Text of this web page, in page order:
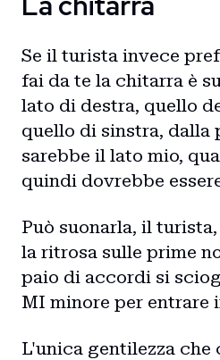
Se il turista invece
fai da te la chitarra è
lato di destra, quello
quello di sinstra, dalla
sarebbe il lato mio,
quindi dovrebbe
Può suonarla, il
la ritrosa sulle prime
paio di accordi si
MI minore per entrare
L'unica gentilezza che